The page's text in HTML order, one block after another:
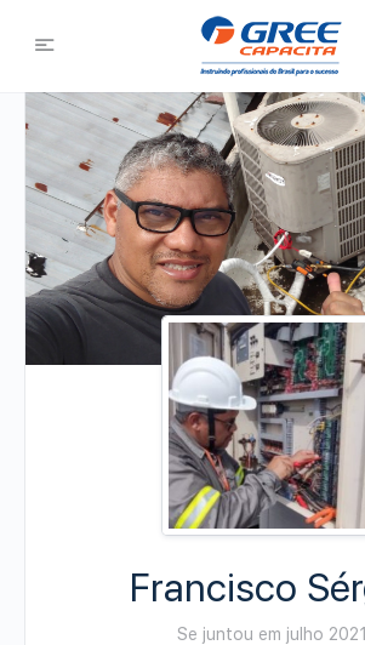
Francisco
Se juntou em julho 2021